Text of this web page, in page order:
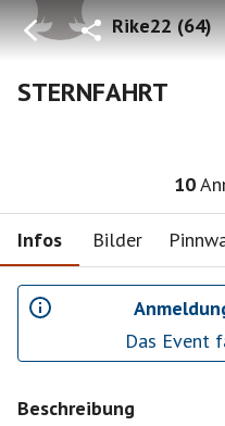
Rike22(64)
STERNFAHRT
10
Infos Bilder
Das Event
Beschreibung